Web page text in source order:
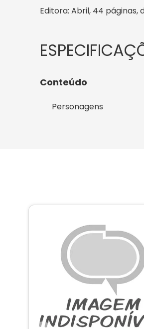
Editora: Abril, 44 páginas,
Conteúdo
Personagens